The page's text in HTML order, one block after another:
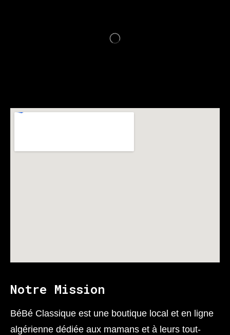
Notre Mission
BéBé Classique est une boutique local et en ligne
algérienne dédiée aux mamans et à leurs tout-